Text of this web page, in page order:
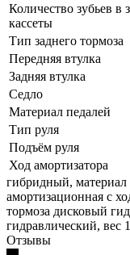
Количество зубьев в
кассеты
Тип заднего тормоза
Передняя втулка
Задняя втулка
Седло
Материал педалей
Тип руля
Подъём руля
Ход амортизатора
гибридный,
амортизационная с
тормоза дисковый
гидравлический, вес
Отзывы